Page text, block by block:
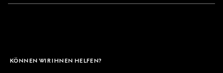
KÖNNEN WIR IHNEN HELFEN?